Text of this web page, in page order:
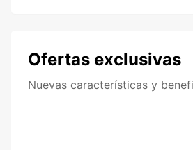
Ofertas exclusivas
Nuevas características y